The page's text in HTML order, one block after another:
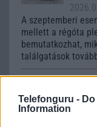
Telefonguru -
Information
A szeptemberi
mellett a régóta
bemutatkozhat,
találgatások
Az
meg